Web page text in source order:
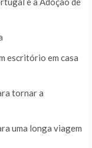
escritório em casa
tornar a
uma longa viagem